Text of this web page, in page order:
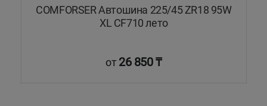
COMFORSER Автошина 225/45 ZR18 95W
XL CF710 лето
от26 850 ₸